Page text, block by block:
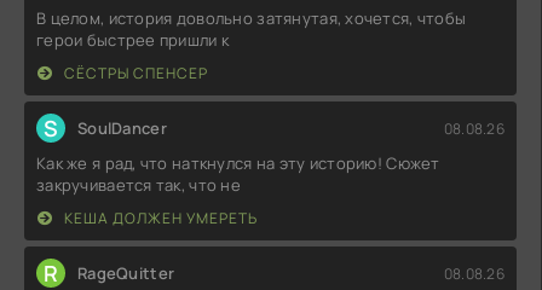
В целом, история довольно затянутая, хочется, чтобы
герои быстрее пришли к
СЁСТРЫ СПЕНСЕР
S SoulDancer 08.08.26
Как же я рад, что наткнулся на эту историю! Сюжет
закручивается так, что не
КЕША ДОЛЖЕН УМЕРЕТЬ
R RageQuitter 08.08.26